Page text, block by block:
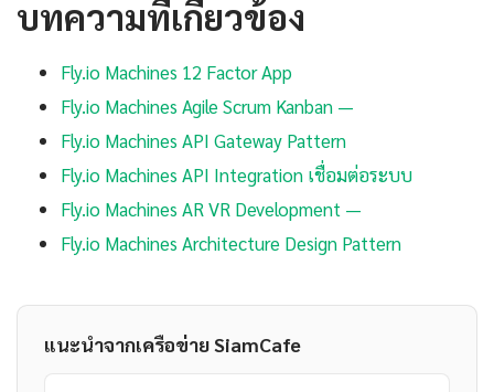
บทความที่เกี่ยวข้อง
Fly.io Machines 12 Factor App
Fly.io Machines Agile Scrum Kanban —
Fly.io Machines API Gateway Pattern
Fly.io Machines API Integration เชื่อมต่อระบบ
Fly.io Machines AR VR Development —
Fly.io Machines Architecture Design Pattern
แนะนำจากเครือข่าย SiamCafe